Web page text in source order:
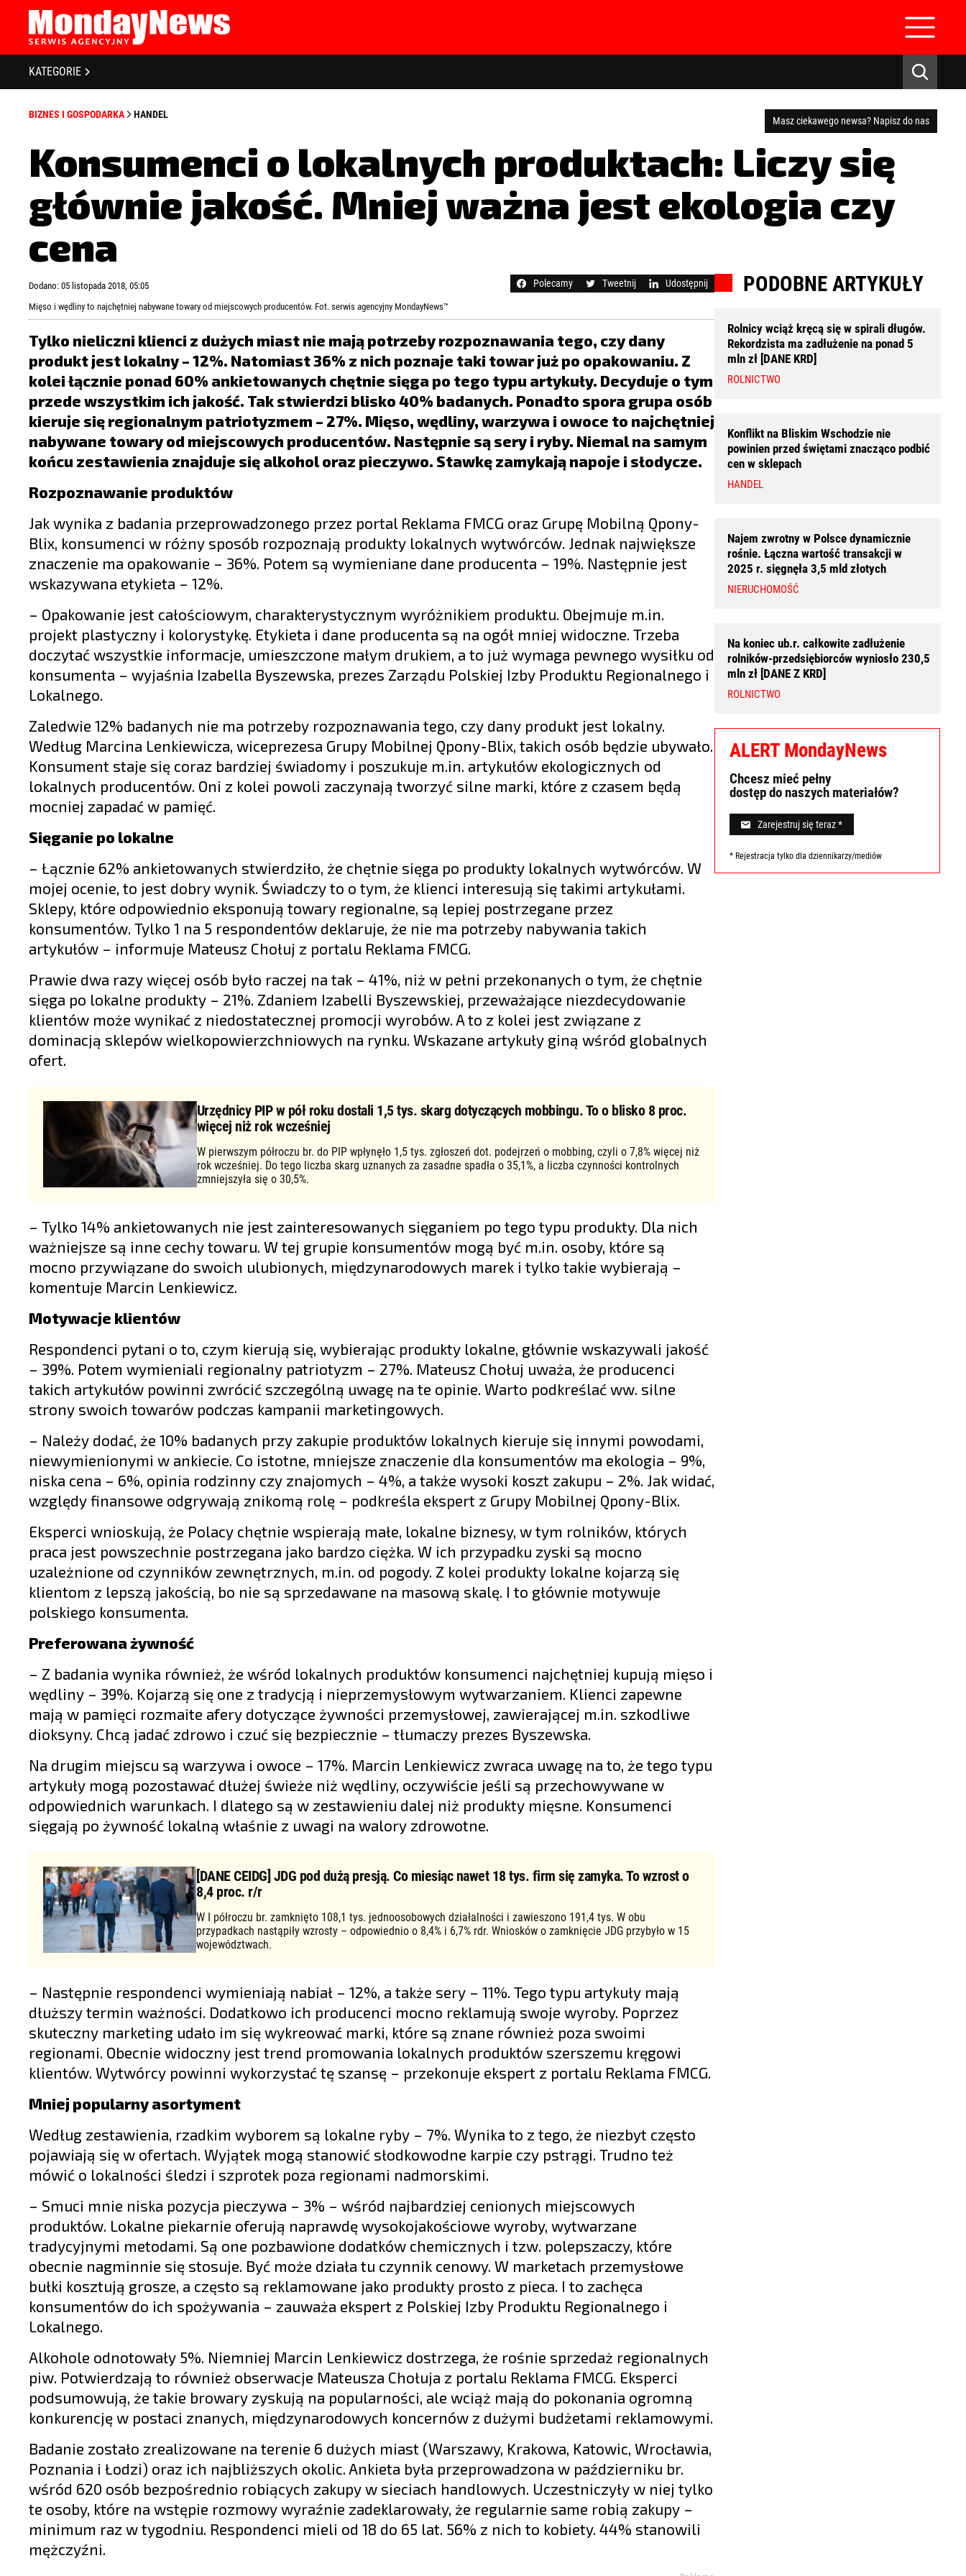
STRONA GŁÓWNA
O NAS
POLITYKA PRYWATNOŚCI
KONTAKT
KATEGORIE
BIZNES I GOSPODARKA
BANKOWOŚĆ I FINANSE
SPOŁECZEŃSTWO
EDUKACJA
MEDIA
ZDROWIE I URODA
KULTURA
LIFESTYLE
OPINIE I KOMENTARZE
BIZNES I GOSPODARKA HANDEL
Masz ciekawego newsa? Napisz do nas
Konsumenci o lokalnych produktach: Liczy się
głównie jakość. Mniej ważna jest ekologia czy
cena
Dodano: 05 listopada 2018, 05:05 Polecamy Tweetnij Udostępnij
Mięso i wędliny to najchętniej nabywane towary od miejscowych producentów. Fot. serwis agencyjny MondayNews™
Tylko nieliczni klienci z dużych miast nie mają potrzeby rozpoznawania tego, czy dany
produkt jest lokalny – 12%. Natomiast 36% z nich poznaje taki towar już po opakowaniu. Z
kolei łącznie ponad 60% ankietowanych chętnie sięga po tego typu artykuły. Decyduje o tym
przede wszystkim ich jakość. Tak stwierdzi blisko 40% badanych. Ponadto spora grupa osób
kieruje się regionalnym patriotyzmem – 27%. Mięso, wędliny, warzywa i owoce to najchętniej
nabywane towary od miejscowych producentów. Następnie są sery i ryby. Niemal na samym
końcu zestawienia znajduje się alkohol oraz pieczywo. Stawkę zamykają napoje i słodycze.
Rozpoznawanie produktów
Jak wynika z badania przeprowadzonego przez portal Reklama FMCG oraz Grupę Mobilną Qpony-
Blix, konsumenci w różny sposób rozpoznają produkty lokalnych wytwórców. Jednak największe
znaczenie ma opakowanie – 36%. Potem są wymieniane dane producenta – 19%. Następnie jest
wskazywana etykieta – 12%.
– Opakowanie jest całościowym, charakterystycznym wyróżnikiem produktu. Obejmuje m.in.
projekt plastyczny i kolorystykę. Etykieta i dane producenta są na ogół mniej widoczne. Trzeba
doczytać wszystkie informacje, umieszczone małym drukiem, a to już wymaga pewnego wysiłku od
konsumenta – wyjaśnia Izabella Byszewska, prezes Zarządu Polskiej Izby Produktu Regionalnego i
Lokalnego.
Zaledwie 12% badanych nie ma potrzeby rozpoznawania tego, czy dany produkt jest lokalny.
Według Marcina Lenkiewicza, wiceprezesa Grupy Mobilnej Qpony-Blix, takich osób będzie ubywało.
Konsument staje się coraz bardziej świadomy i poszukuje m.in. artykułów ekologicznych od
lokalnych producentów. Oni z kolei powoli zaczynają tworzyć silne marki, które z czasem będą
mocniej zapadać w pamięć.
Sięganie po lokalne
– Łącznie 62% ankietowanych stwierdziło, że chętnie sięga po produkty lokalnych wytwórców. W
mojej ocenie, to jest dobry wynik. Świadczy to o tym, że klienci interesują się takimi artykułami.
Sklepy, które odpowiednio eksponują towary regionalne, są lepiej postrzegane przez
konsumentów. Tylko 1 na 5 respondentów deklaruje, że nie ma potrzeby nabywania takich
artykułów – informuje Mateusz Chołuj z portalu Reklama FMCG.
Prawie dwa razy więcej osób było raczej na tak – 41%, niż w pełni przekonanych o tym, że chętnie
sięga po lokalne produkty – 21%. Zdaniem Izabelli Byszewskiej, przeważające niezdecydowanie
klientów może wynikać z niedostatecznej promocji wyrobów. A to z kolei jest związane z
dominacją sklepów wielkopowierzchniowych na rynku. Wskazane artykuły giną wśród globalnych
ofert.
Urzędnicy PIP w pół roku dostali 1,5 tys. skarg dotyczących mobbingu. To o blisko 8 proc.
więcej niż rok wcześniej
W pierwszym półroczu br. do PIP wpłynęło 1,5 tys. zgłoszeń dot. podejrzeń o mobbing, czyli o 7,8% więcej niż
rok wcześniej. Do tego liczba skarg uznanych za zasadne spadła o 35,1%, a liczba czynności kontrolnych
zmniejszyła się o 30,5%.
– Tylko 14% ankietowanych nie jest zainteresowanych sięganiem po tego typu produkty. Dla nich
ważniejsze są inne cechy towaru. W tej grupie konsumentów mogą być m.in. osoby, które są
mocno przywiązane do swoich ulubionych, międzynarodowych marek i tylko takie wybierają –
komentuje Marcin Lenkiewicz.
Motywacje klientów
Respondenci pytani o to, czym kierują się, wybierając produkty lokalne, głównie wskazywali jakość
– 39%. Potem wymieniali regionalny patriotyzm – 27%. Mateusz Chołuj uważa, że producenci
takich artykułów powinni zwrócić szczególną uwagę na te opinie. Warto podkreślać ww. silne
strony swoich towarów podczas kampanii marketingowych.
– Należy dodać, że 10% badanych przy zakupie produktów lokalnych kieruje się innymi powodami,
niewymienionymi w ankiecie. Co istotne, mniejsze znaczenie dla konsumentów ma ekologia – 9%,
niska cena – 6%, opinia rodzinny czy znajomych – 4%, a także wysoki koszt zakupu – 2%. Jak widać,
względy finansowe odgrywają znikomą rolę – podkreśla ekspert z Grupy Mobilnej Qpony-Blix.
Eksperci wnioskują, że Polacy chętnie wspierają małe, lokalne biznesy, w tym rolników, których
praca jest powszechnie postrzegana jako bardzo ciężka. W ich przypadku zyski są mocno
uzależnione od czynników zewnętrznych, m.in. od pogody. Z kolei produkty lokalne kojarzą się
klientom z lepszą jakością, bo nie są sprzedawane na masową skalę. I to głównie motywuje
polskiego konsumenta.
Preferowana żywność
– Z badania wynika również, że wśród lokalnych produktów konsumenci najchętniej kupują mięso i
wędliny – 39%. Kojarzą się one z tradycją i nieprzemysłowym wytwarzaniem. Klienci zapewne
mają w pamięci rozmaite afery dotyczące żywności przemysłowej, zawierającej m.in. szkodliwe
dioksyny. Chcą jadać zdrowo i czuć się bezpiecznie – tłumaczy prezes Byszewska.
Na drugim miejscu są warzywa i owoce – 17%. Marcin Lenkiewicz zwraca uwagę na to, że tego typu
artykuły mogą pozostawać dłużej świeże niż wędliny, oczywiście jeśli są przechowywane w
odpowiednich warunkach. I dlatego są w zestawieniu dalej niż produkty mięsne. Konsumenci
sięgają po żywność lokalną właśnie z uwagi na walory zdrowotne.
[DANE CEIDG] JDG pod dużą presją. Co miesiąc nawet 18 tys. firm się zamyka. To wzrost o
8,4 proc. r/r
W I półroczu br. zamknięto 108,1 tys. jednoosobowych działalności i zawieszono 191,4 tys. W obu
przypadkach nastąpiły wzrosty – odpowiednio o 8,4% i 6,7% rdr. Wniosków o zamknięcie JDG przybyło w 15
województwach.
– Następnie respondenci wymieniają nabiał – 12%, a także sery – 11%. Tego typu artykuły mają
dłuższy termin ważności. Dodatkowo ich producenci mocno reklamują swoje wyroby. Poprzez
skuteczny marketing udało im się wykreować marki, które są znane również poza swoimi
regionami. Obecnie widoczny jest trend promowania lokalnych produktów szerszemu kręgowi
klientów. Wytwórcy powinni wykorzystać tę szansę – przekonuje ekspert z portalu Reklama FMCG.
Mniej popularny asortyment
Według zestawienia, rzadkim wyborem są lokalne ryby – 7%. Wynika to z tego, że niezbyt często
pojawiają się w ofertach. Wyjątek mogą stanowić słodkowodne karpie czy pstrągi. Trudno też
mówić o lokalności śledzi i szprotek poza regionami nadmorskimi.
– Smuci mnie niska pozycja pieczywa – 3% – wśród najbardziej cenionych miejscowych
produktów. Lokalne piekarnie oferują naprawdę wysokojakościowe wyroby, wytwarzane
tradycyjnymi metodami. Są one pozbawione dodatków chemicznych i tzw. polepszaczy, które
obecnie nagminnie się stosuje. Być może działa tu czynnik cenowy. W marketach przemysłowe
bułki kosztują grosze, a często są reklamowane jako produkty prosto z pieca. I to zachęca
konsumentów do ich spożywania – zauważa ekspert z Polskiej Izby Produktu Regionalnego i
Lokalnego.
Alkohole odnotowały 5%. Niemniej Marcin Lenkiewicz dostrzega, że rośnie sprzedaż regionalnych
piw. Potwierdzają to również obserwacje Mateusza Chołuja z portalu Reklama FMCG. Eksperci
podsumowują, że takie browary zyskują na popularności, ale wciąż mają do pokonania ogromną
konkurencję w postaci znanych, międzynarodowych koncernów z dużymi budżetami reklamowymi.
Badanie zostało zrealizowane na terenie 6 dużych miast (Warszawy, Krakowa, Katowic, Wrocławia,
Poznania i Łodzi) oraz ich najbliższych okolic. Ankieta była przeprowadzona w październiku br.
wśród 620 osób bezpośrednio robiących zakupy w sieciach handlowych. Uczestniczyły w niej tylko
te osoby, które na wstępie rozmowy wyraźnie zadeklarowały, że regularnie same robią zakupy –
minimum raz w tygodniu. Respondenci mieli od 18 do 65 lat. 56% z nich to kobiety. 44% stanowili
mężczyźni.
PODOBNE ARTYKUŁY
Rolnicy wciąż kręcą się w spirali długów.
Rekordzista ma zadłużenie na ponad 5
mln zł [DANE KRD]
ROLNICTWO
Konflikt na Bliskim Wschodzie nie
powinien przed świętami znacząco podbić
cen w sklepach
HANDEL
Najem zwrotny w Polsce dynamicznie
rośnie. Łączna wartość transakcji w
2025 r. sięgnęła 3,5 mld złotych
NIERUCHOMOŚĆ
Na koniec ub.r. całkowite zadłużenie
rolników-przedsiębiorców wyniosło 230,5
mln zł [DANE Z KRD]
ROLNICTWO
ALERT MondayNews
Chcesz mieć pełny
dostęp do naszych materiałów?
Zarejestruj się teraz *
* Rejestracja tylko dla dziennikarzy/mediów